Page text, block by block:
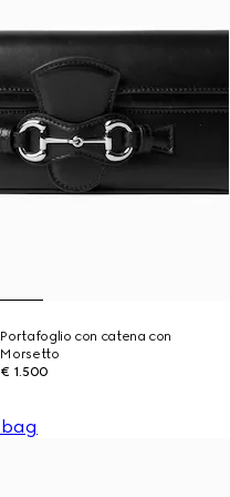
Portafoglio con catena con
Morsetto
€ 1.500